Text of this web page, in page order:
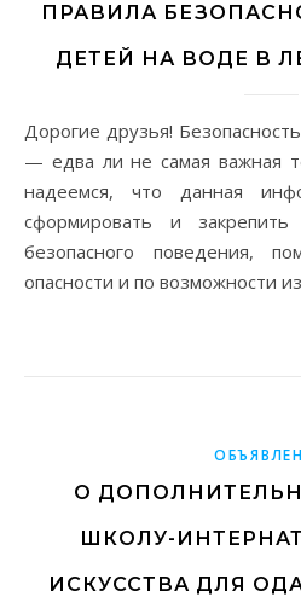
ПРАВИЛА
ДЕТЕЙ НА ВОДЕ В
Дорогие друзья! Безопасность детей в летний период
— едва ли не самая важная
надеемся, что данная
сформировать и
безопасного поведения,
опасности и по возможности
О
ШКОЛУ-
ИСКУССТВА ДЛЯ